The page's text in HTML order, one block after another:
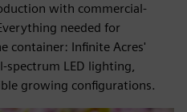
with commercial-
needed for
container: Infinite Acres'
LED lighting,
growing configurations.